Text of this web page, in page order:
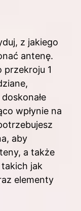
z jakiego
antenę.
przekroju 1
wpłynie na
aby
a także
jak
elementy